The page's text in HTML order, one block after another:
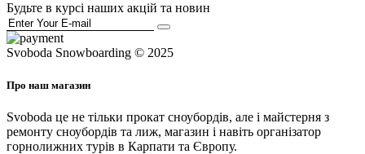
Будьте в курсі наших акцій та новин
Svoboda Snowboarding © 2025
Про наш магазин
Svoboda це не тільки прокат сноубордів, але і майстерня з
ремонту сноубордів та лиж, магазин і навіть організатор
горнолижних турів в Карпати та Європу.